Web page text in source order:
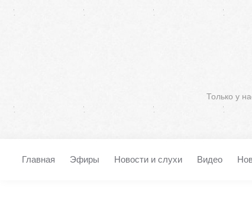
Только у
Главная Эфиры Новости и слухи Видео